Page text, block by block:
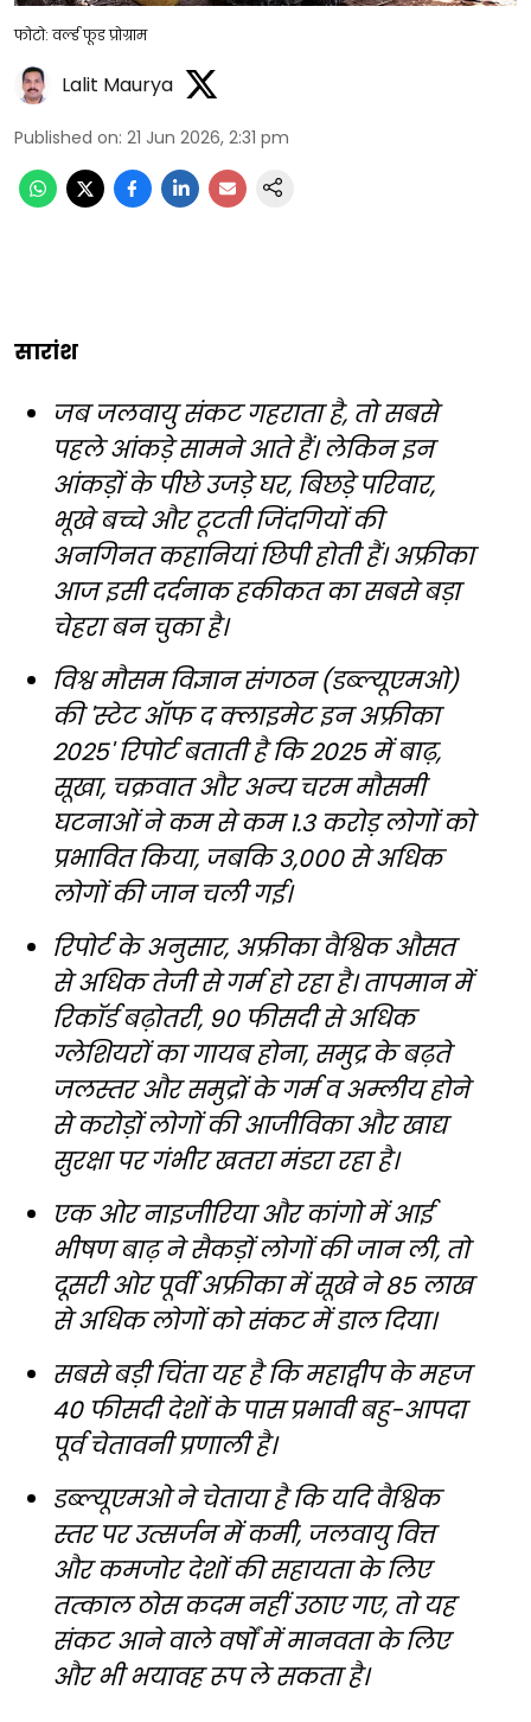
फोटो: वर्ल्ड फूड प्रोग्राम
Lalit Maurya
Published on: 21 Jun 2026, 2:31 pm
सारांश
जब जलवायु संकट गहराता है, तो सबसे
पहले आंकड़े सामने आते हैं। लेकिन इन
आंकड़ों के पीछे उजड़े घर, बिछड़े परिवार,
भूखे बच्चे और टूटती जिंदगियों की
अनगिनत कहानियां छिपी होती हैं। अफ्रीका
आज इसी दर्दनाक हकीकत का सबसे बड़ा
चेहरा बन चुका है।
विश्व मौसम विज्ञान संगठन (डब्ल्यूएमओ)
की 'स्टेट ऑफ द क्लाइमेट इन अफ्रीका
2025' रिपोर्ट बताती है कि 2025 में बाढ़,
सूखा, चक्रवात और अन्य चरम मौसमी
घटनाओं ने कम से कम 1.3 करोड़ लोगों को
प्रभावित किया, जबकि 3,000 से अधिक
लोगों की जान चली गई।
रिपोर्ट के अनुसार, अफ्रीका वैश्विक औसत
से अधिक तेजी से गर्म हो रहा है। तापमान में
रिकॉर्ड बढ़ोतरी, 90 फीसदी से अधिक
ग्लेशियरों का गायब होना, समुद्र के बढ़ते
जलस्तर और समुद्रों के गर्म व अम्लीय होने
से करोड़ों लोगों की आजीविका और खाद्य
सुरक्षा पर गंभीर खतरा मंडरा रहा है।
एक ओर नाइजीरिया और कांगो में आई
भीषण बाढ़ ने सैकड़ों लोगों की जान ली, तो
दूसरी ओर पूर्वी अफ्रीका में सूखे ने 85 लाख
से अधिक लोगों को संकट में डाल दिया।
सबसे बड़ी चिंता यह है कि महाद्वीप के महज
40 फीसदी देशों के पास प्रभावी बहु-आपदा
पूर्व चेतावनी प्रणाली है।
डब्ल्यूएमओ ने चेताया है कि यदि वैश्विक
स्तर पर उत्सर्जन में कमी, जलवायु वित्त
और कमजोर देशों की सहायता के लिए
तत्काल ठोस कदम नहीं उठाए गए, तो यह
संकट आने वाले वर्षों में मानवता के लिए
और भी भयावह रूप ले सकता है।